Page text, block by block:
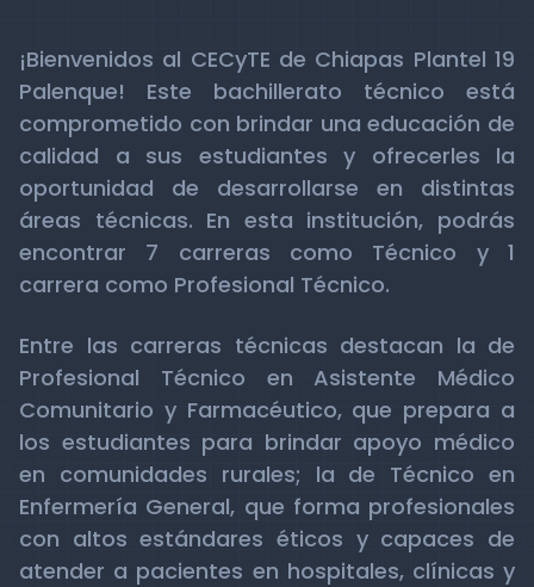
¡Bienvenidos al CECyTE de Chiapas Plantel 19
Palenque! Este bachillerato técnico está
comprometido con brindar una educación de
calidad a sus estudiantes y ofrecerles la
oportunidad de desarrollarse en distintas
áreas técnicas. En esta institución, podrás
encontrar 7 carreras como Técnico y 1
carrera como Profesional Técnico.
Entre las carreras técnicas destacan la de
Profesional Técnico en Asistente Médico
Comunitario y Farmacéutico, que prepara a
los estudiantes para brindar apoyo médico
en comunidades rurales; la de Técnico en
Enfermería General, que forma profesionales
con altos estándares éticos y capaces de
atender a pacientes en hospitales, clínicas y